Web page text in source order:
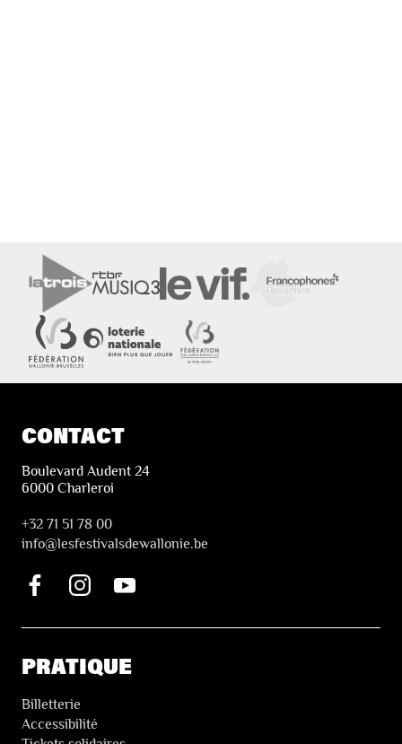
CONTACT
Boulevard Audent 24
6000 Charleroi
+32 71 51 78 00
info@lesfestivalsdewallonie.be
PRATIQUE
Billetterie
Accessibilité